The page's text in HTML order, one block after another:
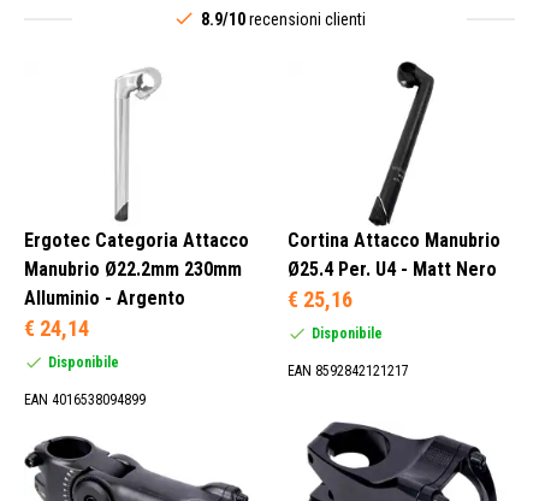
8.9/10recensioni clienti
Ergotec Categoria Attacco
Manubrio Ø22.2mm 230mm
Alluminio - Argento
€ 24,14
Disponibile
EAN 4016538094899
Cortina Attacco Manubrio
Ø25.4 Per. U4 - Matt Nero
€ 25,16
Disponibile
EAN 8592842121217